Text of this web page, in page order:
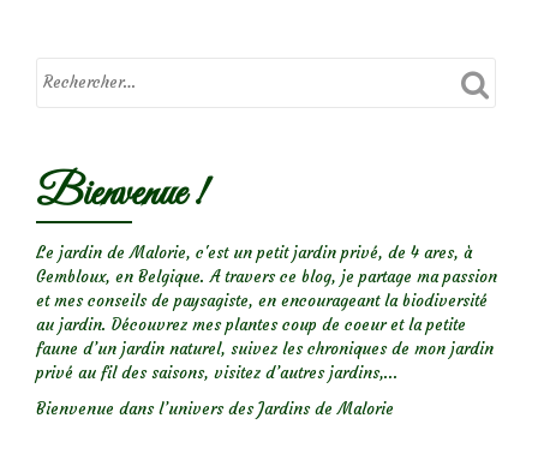
Bienvenue !
Le jardin de Malorie, c'est un petit jardin privé, de 4 ares, à
Gembloux, en Belgique. A travers ce blog, je partage ma passion
et mes conseils de paysagiste, en encourageant la biodiversité
au jardin. Découvrez mes plantes coup de coeur et la petite
faune d’un jardin naturel, suivez les chroniques de mon jardin
privé au fil des saisons, visitez d’autres jardins,...
Bienvenue dans l’univers des Jardins de Malorie